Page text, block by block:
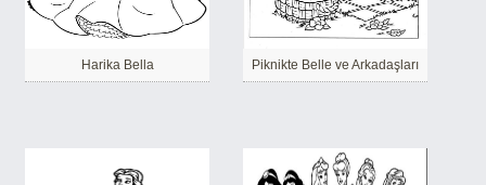
Harika Bella Piknikte Belle ve Arkadaşları